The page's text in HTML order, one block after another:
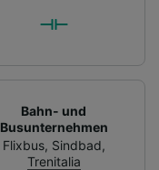
Bahn- und
Busunternehmen
Flixbus, Sindbad,
Trenitalia